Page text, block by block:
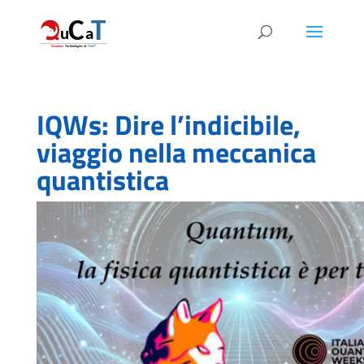
IQWs: Dire l’indicibile,
viaggio nella meccanica
quantistica